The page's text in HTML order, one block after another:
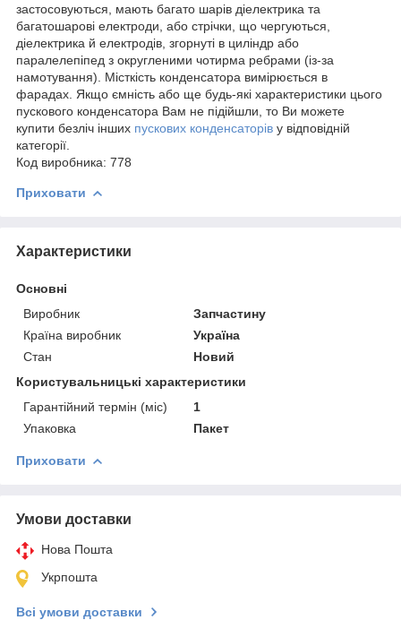
застосовуються, мають багато шарів діелектрика та
багатошарові електроди, або стрічки, що чергуються,
діелектрика й електродів, згорнуті в циліндр або
паралелепіпед з округленими чотирма ребрами (із-за
намотування). Місткість конденсатора вимірюється в
фарадах. Якщо ємність або ще будь-які характеристики цього
пускового конденсатора Вам не підійшли, то Ви можете
купити безліч інших пускових конденсаторів у відповідній
категорії.
Код виробника: 778
Приховати
Характеристики
Основні
Виробник
Запчастину
Країна виробник
Україна
Стан
Новий
Користувальницькі характеристики
Гарантійний термін (міс)
1
Упаковка
Пакет
Приховати
Умови доставки
Нова Пошта
Укрпошта
Всі умови доставки